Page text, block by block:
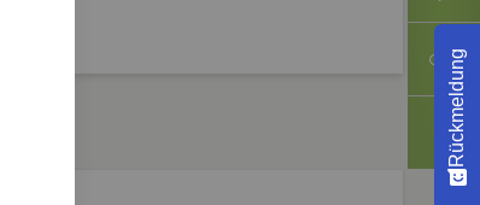
Rückmeldung